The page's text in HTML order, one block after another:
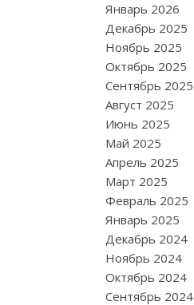
Январь 2026
Декабрь 2025
Ноябрь 2025
Октябрь 2025
Сентябрь 2025
Август 2025
Июнь 2025
Май 2025
Апрель 2025
Март 2025
Февраль 2025
Январь 2025
Декабрь 2024
Ноябрь 2024
Октябрь 2024
Сентябрь 2024